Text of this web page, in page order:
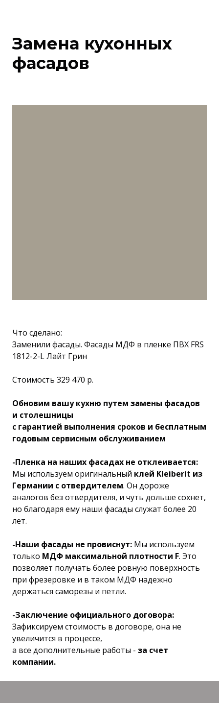
Замена кухонных
фасадов
Что сделано:
Заменили фасады. Фасады МДФ в пленке ПВХ FRS
1812-2-L Лайт Грин
Стоимость 329 470 р.
Обновим вашу кухню путем замены фасадов
и столешницы
с гарантией выполнения сроков и бесплатным
годовым сервисным обслуживанием
-Пленка на наших фасадах не отклеивается:
Мы используем оригинальный клей Kleiberit из
Германии с отвердителем. Он дороже
аналогов без отвердителя, и чуть дольше сохнет,
но благодаря ему наши фасады служат более 20
лет.
-Наши фасады не провиснут: Мы используем
только МДФ максимальной плотности F. Это
позволяет получать более ровную поверхность
при фрезеровке и в таком МДФ надежно
держаться саморезы и петли.
-Заключение официального договора:
Зафиксируем стоимость в договоре, она не
увеличится в процессе,
а все дополнительные работы - за счет
компании.